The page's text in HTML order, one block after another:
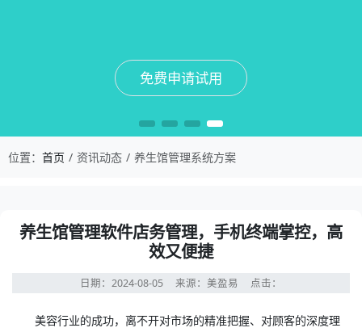
免费申请试用
免费申请试用
免费申请试用
免费申请试用
位置： 首页 资讯动态 养生馆管理系统方案
养生馆管理软件店务管理，手机终端掌控，高
效又便捷
日期：2024-08-05 来源：美盈易 点击：
美容行业的成功，离不开对市场的精准把握、对顾客的深度理